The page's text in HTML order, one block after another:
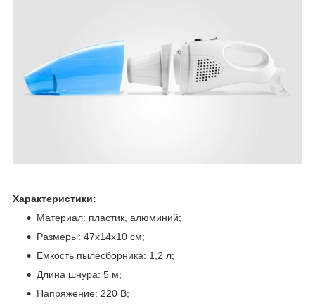
Характеристики:
Материал: пластик, алюминий;
Размеры: 47х14х10 см;
Емкость пылесборника: 1,2 л;
Длина шнура: 5 м;
Напряжение: 220 В;